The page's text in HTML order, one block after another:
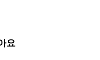
요